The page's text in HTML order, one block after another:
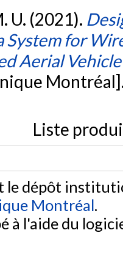
U. (2021).
System for
Aerial Vehicle
Liste
le dépôt
Montréal.
à l'aide du